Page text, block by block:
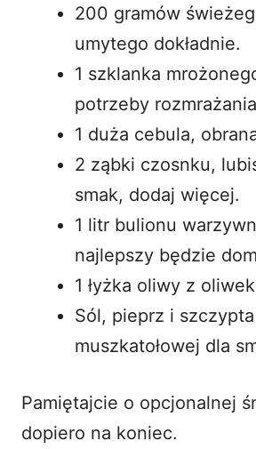
200 gramów
umytego dokładnie.
1 szklanka
potrzeby
1 duża cebula,
2 ząbki czosnku,
smak, dodaj więcej.
1 litr bulionu
najlepszy będzie
1 łyżka oliwy z
Sól, pieprz i szczypta
muszkatołowej dla
Pamiętajcie o opcjonalnej
dopiero na koniec.